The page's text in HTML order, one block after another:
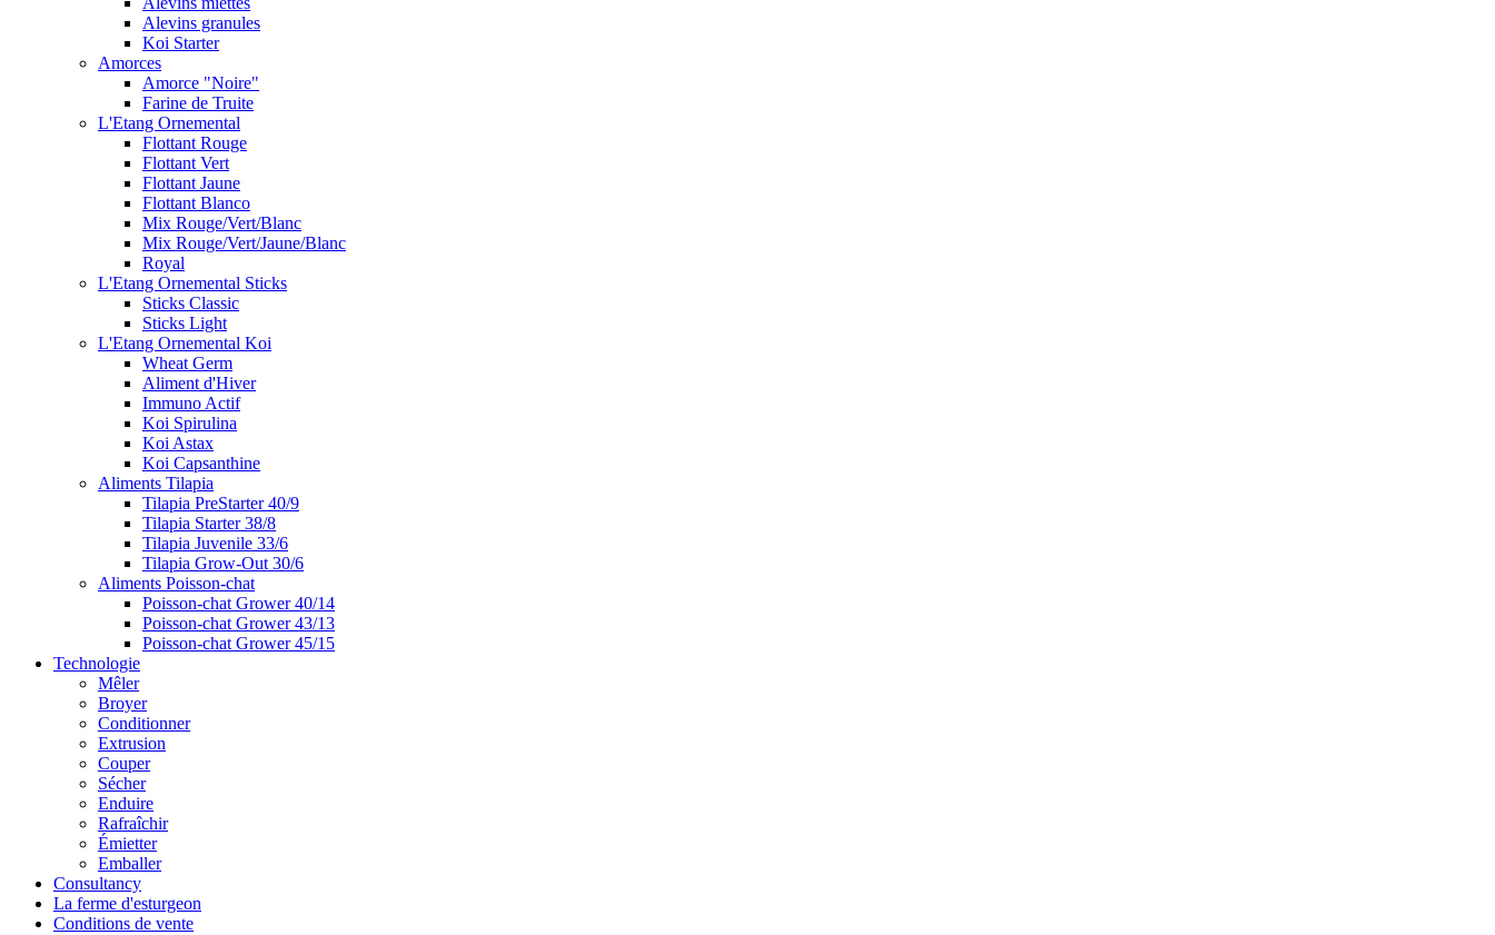
Alevins granules
Koi Starter
Amorces
Amorce "Noire"
Farine de Truite
L'Etang Ornemental
Flottant Rouge
Flottant Vert
Flottant Jaune
Flottant Blanco
Mix Rouge/Vert/Blanc
Mix Rouge/Vert/Jaune/Blanc
Royal
L'Etang Ornemental Sticks
Sticks Classic
Sticks Light
L'Etang Ornemental Koi
Wheat Germ
Aliment d'Hiver
Immuno Actif
Koi Spirulina
Koi Astax
Koi Capsanthine
Aliments Tilapia
Tilapia PreStarter 40/9
Tilapia Starter 38/8
Tilapia Juvenile 33/6
Tilapia Grow-Out 30/6
Aliments Poisson-chat
Poisson-chat Grower 40/14
Poisson-chat Grower 43/13
Poisson-chat Grower 45/15
Technologie
Mêler
Broyer
Conditionner
Extrusion
Couper
Sécher
Enduire
Rafraîchir
Émietter
Emballer
Consultancy
La ferme d'esturgeon
Conditions de vente